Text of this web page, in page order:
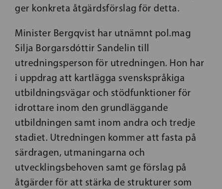
ger konkreta åtgärdsförslag för detta.
Minister Bergqvist har utnämnt pol.mag
Silja Borgarsdóttir Sandelin till
utredningsperson för utredningen. Hon har
i uppdrag att kartlägga svenskspråkiga
utbildningsvägar och stödfunktioner för
idrottare inom den grundläggande
utbildningen samt inom andra och tredje
stadiet. Utredningen kommer att fasta på
särdragen, utmaningarna och
utvecklingsbehoven samt ge förslag på
åtgärder för att stärka de strukturer som